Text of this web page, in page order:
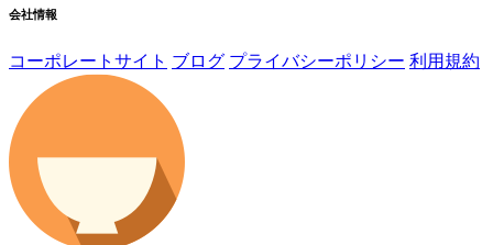
会社情報
コーポレートサイト ブログ プライバシーポリシー 利用規約